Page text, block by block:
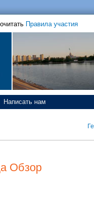
Правила участия
Написать нам
Обзор